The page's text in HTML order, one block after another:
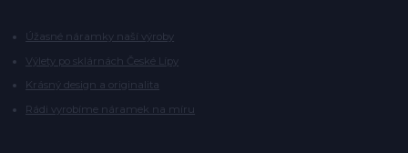
Úžasné náramky naší výroby
Výlety po sklárnách České Lípy
Krásný design a originalita
Rádi vyrobíme náramek na míru